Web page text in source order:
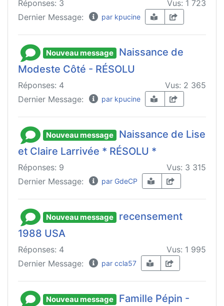
Réponses: 3
Vus: 1 723
Dernier Message:
par kpucine
Nouveau message
Naissance de
Modeste Côté - RÉSOLU
Réponses: 4
Vus: 2 365
Dernier Message:
par kpucine
Nouveau message
Naissance de Lise
et Claire Larrivée * RÉSOLU *
Réponses: 9
Vus: 3 315
Dernier Message:
par GdeCP
Nouveau message
recensement
1988 USA
Réponses: 4
Vus: 1 995
Dernier Message:
par ccla57
Nouveau message
Famille Pépin -